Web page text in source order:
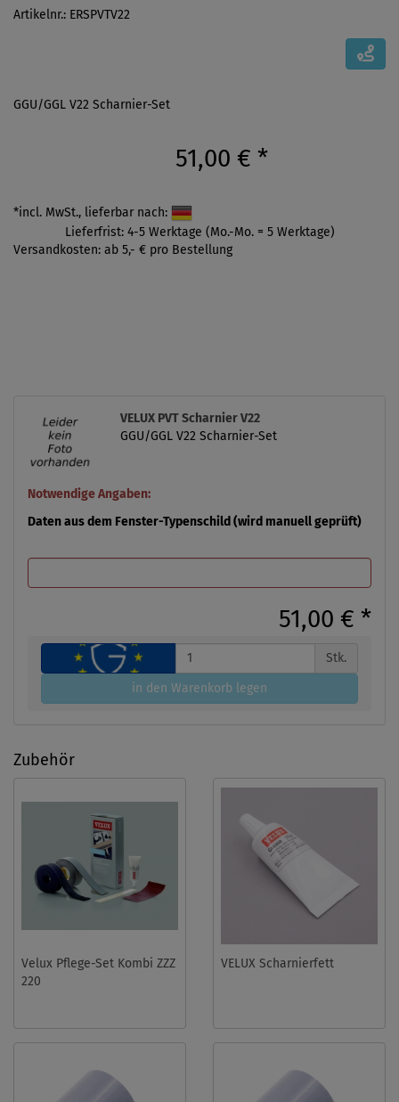
Artikelnr.: ERSPVTV22
GGU/GGL V22 Scharnier-Set
51,00 € *
*incl. MwSt., lieferbar nach:
Lieferfrist: 4-5 Werktage (Mo.-Mo. = 5 Werktage)
Versandkosten: ab 5,- € pro Bestellung
VELUX PVT Scharnier V22
GGU/GGL V22 Scharnier-Set
Notwendige Angaben:
Daten aus dem Fenster-Typenschild (wird manuell geprüft)
51,00 € *
Stk.
in den Warenkorb legen
Zubehör
Velux Pflege-Set Kombi ZZZ
220
VELUX Scharnierfett